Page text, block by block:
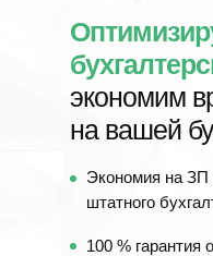
экономим
на вашей
Экономия на ЗП
штатного
100 % гарантия